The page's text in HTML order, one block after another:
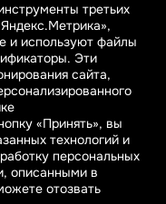
"САРАФАНОВО"
тканей оптом и в
третьих
и используют файлы
Эти
сайта,
«Принять», вы
технологий и
персональных
описанными в
отозвать